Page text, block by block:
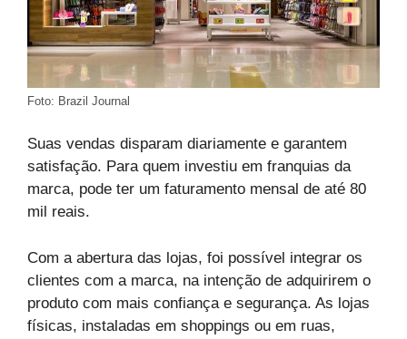
Foto: Brazil Journal
Suas vendas disparam diariamente e garantem
satisfação. Para quem investiu em franquias da
marca, pode ter um faturamento mensal de até 80
mil reais.
Com a abertura das lojas, foi possível integrar os
clientes com a marca, na intenção de adquirirem o
produto com mais confiança e segurança. As lojas
físicas, instaladas em shoppings ou em ruas,